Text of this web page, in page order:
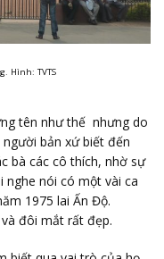
Hình: TVTS
tên như thế nhưng do
bản xứ biết đến
bà các cô thích, nhờ sự
nghe nói có một vài ca
1975 lai Ấn Độ.
đôi mắt rất đẹp.